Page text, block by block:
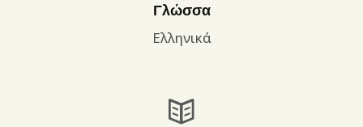
Γλώσσα
Ελληνικά